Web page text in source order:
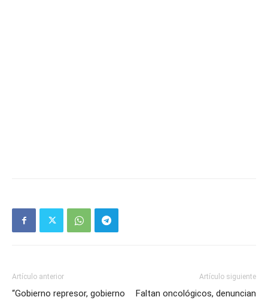
Artículo anterior
“Gobierno represor, gobierno
Artículo siguiente
Faltan oncológicos, denuncian